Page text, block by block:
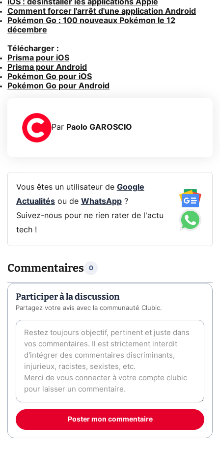
iOS : désinstaller les applications Apple
Comment forcer l'arrêt d'une application Android
Pokémon Go : 100 nouveaux Pokémon le 12
décembre
Télécharger :
Prisma pour iOS
Prisma pour Android
Pokémon Go pour iOS
Pokémon Go pour Android
Par Paolo GAROSCIO
Vous êtes un utilisateur de Google
Actualitésou de WhatsApp?
Suivez-nous pour ne rien rater de l'actu
tech !
Commentaires 0
Participer à la discussion
Partagez votre avis avec la communauté Clubic.
Poster mon commentaire